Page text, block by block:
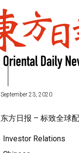
September 23, 2020
东方日报 – 标致全球
Investor Relations